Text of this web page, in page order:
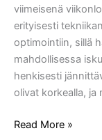
viimeisenä
erityisesti
optimointiin, sillä
mahdollisessa
henkisesti
olivat korkealla, ja
Read More »